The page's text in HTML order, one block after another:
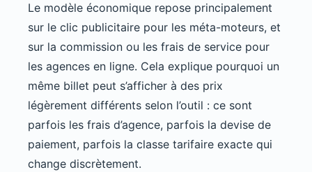
Le modèle économique repose principalement
sur le clic publicitaire pour les méta-moteurs, et
sur la commission ou les frais de service pour
les agences en ligne. Cela explique pourquoi un
même billet peut s’afficher à des prix
légèrement différents selon l’outil : ce sont
parfois les frais d’agence, parfois la devise de
paiement, parfois la classe tarifaire exacte qui
change discrètement.